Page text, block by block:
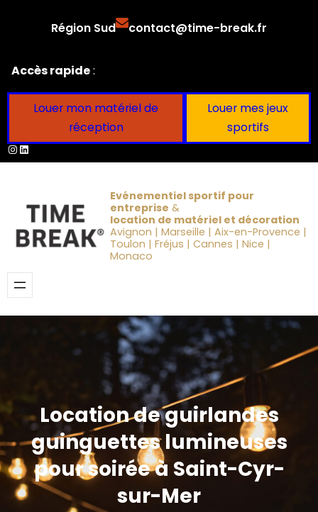
Région Sud contact@time-break.fr
Accès rapide:
Louer mon matériel de
réception
Louer mes jeux
sportifs
Instagram
LinkedIn
Evénementiel sportif pour
entreprise &
location de matériel et décoration
Avignon | Marseille | Aix-en-Provence |
Toulon | Fréjus | Cannes | Nice |
Monaco
Location de guirlandes
guinguettes lumineuses
pour soirée à Saint-Cyr-
sur-Mer